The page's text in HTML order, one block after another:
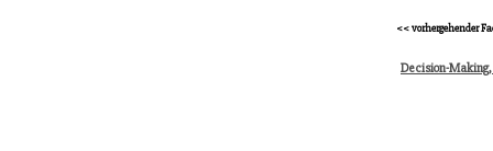
<< vorhergehender
Decision-Making,